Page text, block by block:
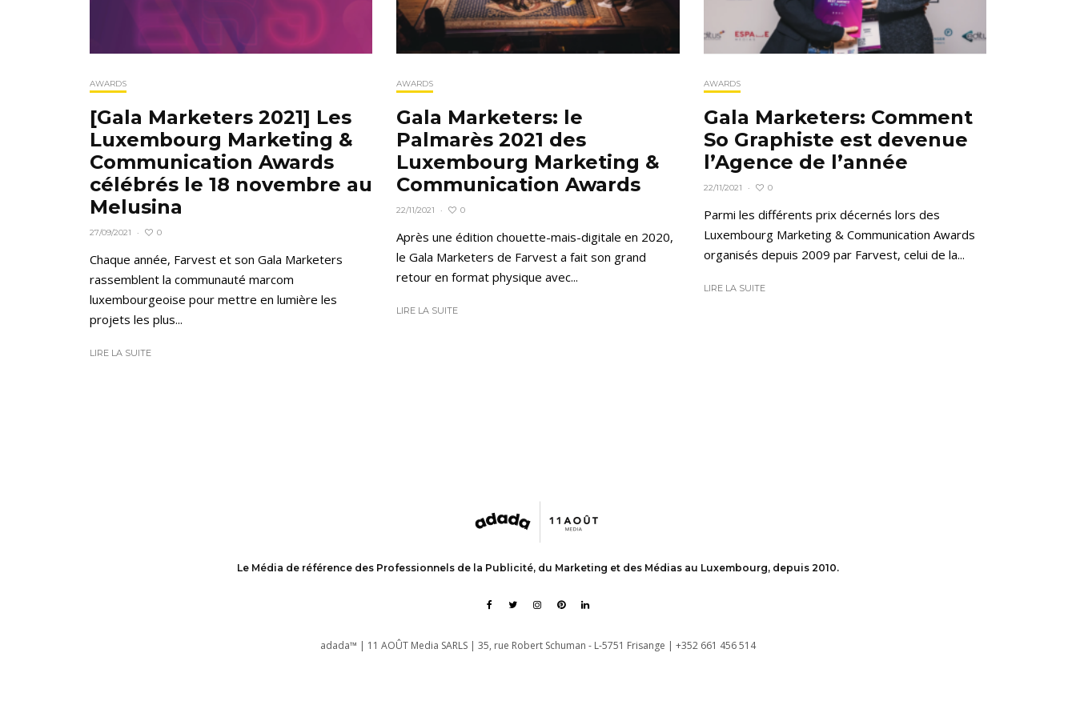
AWARDS
[Gala Marketers 2021] Les
Luxembourg Marketing &
Communication Awards
célébrés le 18 novembre au
Melusina
27/09/2021 · 0
Chaque année, Farvest et son Gala Marketers
rassemblent la communauté marcom
luxembourgeoise pour mettre en lumière les
projets les plus...
LIRE LA SUITE
AWARDS
Gala Marketers: le
Palmarès 2021 des
Luxembourg Marketing &
Communication Awards
22/11/2021 · 0
Après une édition chouette-mais-digitale en 2020,
le Gala Marketers de Farvest a fait son grand
retour en format physique avec...
LIRE LA SUITE
AWARDS
Gala Marketers: Comment
So Graphiste est devenue
l’Agence de l’année
22/11/2021 · 0
Parmi les différents prix décernés lors des
Luxembourg Marketing & Communication Awards
organisés depuis 2009 par Farvest, celui de la...
LIRE LA SUITE
Le Média de référence des Professionnels de la Publicité, du Marketing et des Médias au Luxembourg, depuis 2010.
adada™ | 11 AOÛT Media SARLS | 35, rue Robert Schuman - L-5751 Frisange | +352 661 456 514